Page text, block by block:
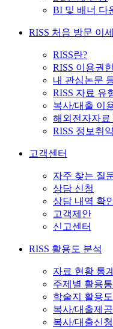
BI 및 배너 다
RISS 처음 방문 이
RISS란?
RISS 이용권
내 관심논문
RISS 자료 유
복사/대출 이
해외전자자료
RISS 정보취
고객센터
자주 찾는 질
상담 신청
상담 내역 확
고객제안
신고센터
RISS 활용도 분석
자료 현황 통계
주제별 활용
학술지 활용
복사/대출제
복사/대출신